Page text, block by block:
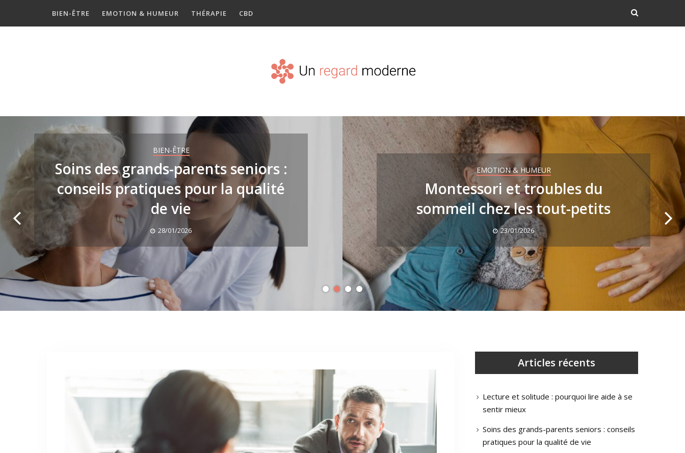
BIEN-ÊTRE EMOTION & HUMEUR THÉRAPIE CBD
BIEN-ÊTRE
Soins des grands-parents seniors :
conseils pratiques pour la qualité
de vie
28/01/2026
EMOTION & HUMEUR
Montessori et troubles du
sommeil chez les tout-petits
23/01/2026
Articles récents
Lecture et solitude : pourquoi lire aide à se
sentir mieux
Soins des grands-parents seniors : conseils
pratiques pour la qualité de vie